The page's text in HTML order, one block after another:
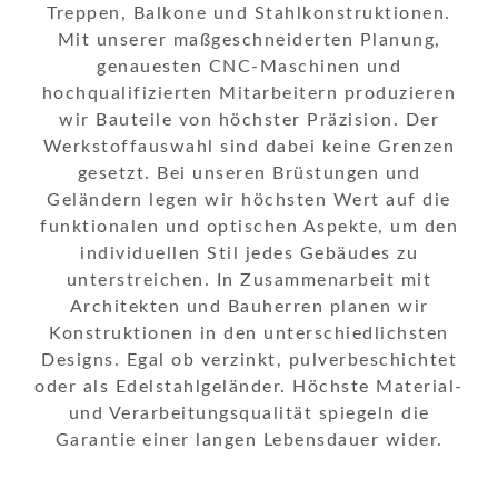
Treppen, Balkone und Stahlkonstruktionen.
Mit unserer maßgeschneiderten Planung,
genauesten CNC-Maschinen und
hochqualifizierten Mitarbeitern produzieren
wir Bauteile von höchster Präzision. Der
Werkstoffauswahl sind dabei keine Grenzen
gesetzt. Bei unseren Brüstungen und
Geländern legen wir höchsten Wert auf die
funktionalen und optischen Aspekte, um den
individuellen Stil jedes Gebäudes zu
unterstreichen. In Zusammenarbeit mit
Architekten und Bauherren planen wir
Konstruktionen in den unterschiedlichsten
Designs. Egal ob verzinkt, pulverbeschichtet
oder als Edelstahlgeländer. Höchste Material-
und Verarbeitungsqualität spiegeln die
Garantie einer langen Lebensdauer wider.